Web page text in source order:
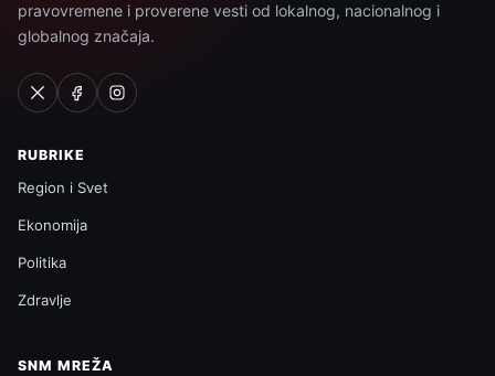
pravovremene i proverene vesti od lokalnog, nacionalnog i
globalnog značaja.
RUBRIKE
Region i Svet
Ekonomija
Politika
Zdravlje
SNM MREŽA